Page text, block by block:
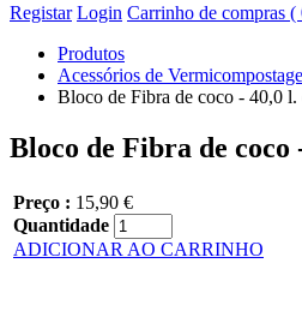
Registar Login Carrinho de compras (
Produtos
Acessórios de
Bloco de Fibra de coco - 40,0
Bloco de Fibra de coco
Preço : 15,90 €
Quantidade
ADICIONAR AO CARRINHO